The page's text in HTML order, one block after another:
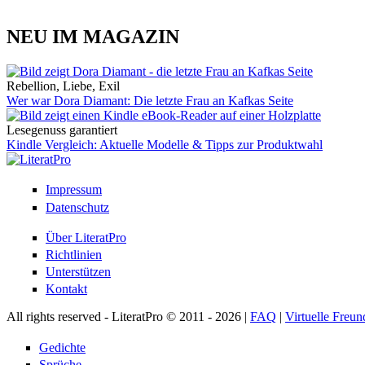
NEU IM MAGAZIN
Rebellion, Liebe, Exil
Wer war Dora Diamant: Die letzte Frau an Kafkas Seite
Lesegenuss garantiert
Kindle Vergleich: Aktuelle Modelle & Tipps zur Produktwahl
Impressum
Datenschutz
Über LiteratPro
Richtlinien
Unterstützen
Kontakt
All rights reserved - LiteratPro © 2011 - 2026 | FAQ | Virtuelle
Gedichte